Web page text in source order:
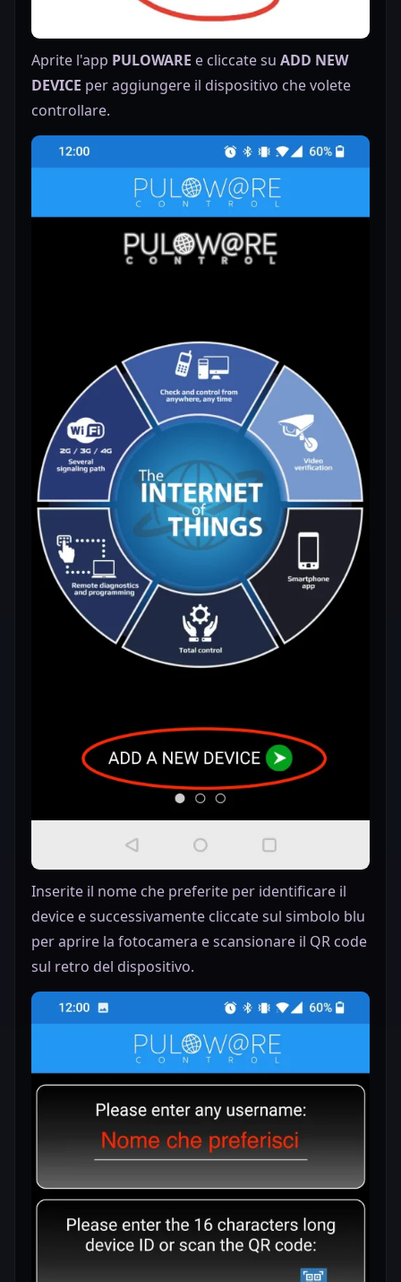
Aprite l'app PULOWARE e cliccate su ADD NEW
DEVICE per aggiungere il dispositivo che volete
controllare.
Inserite il nome che preferite per identificare il
device e successivamente cliccate sul simbolo blu
per aprire la fotocamera e scansionare il QR code
sul retro del dispositivo.